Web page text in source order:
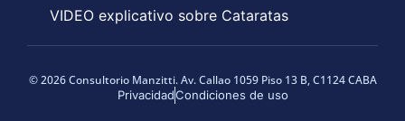
VIDEO explicativo sobre Cataratas
© 2026 Consultorio Manzitti. Av. Callao 1059 Piso 13 B, C1124 CABA
PrivacidadCondiciones de uso